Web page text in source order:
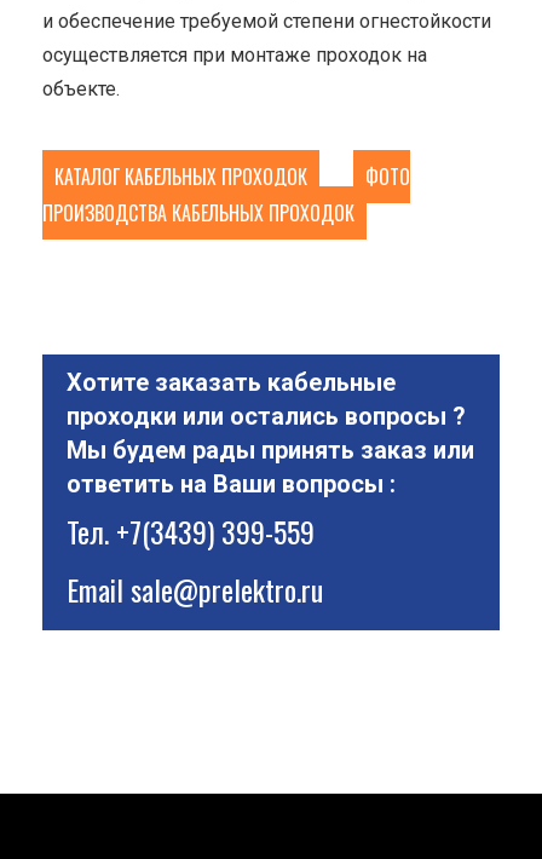
и обеспечение требуемой степени огнестойкости
осуществляется при монтаже проходок на
объекте.
КАТАЛОГ КАБЕЛЬНЫХ ПРОХОДОК
ФОТО
ПРОИЗВОДСТВА КАБЕЛЬНЫХ ПРОХОДОК
Хотите заказать кабельные
проходки или остались вопросы ?
Мы будем рады принять заказ или
ответить на Ваши вопросы :
Тел.+7(3439) 399-559
Emailsale@prelektro.ru